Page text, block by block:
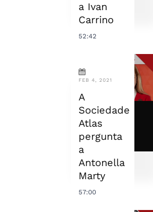
a Ivan
Carrino
52:42
FEB 4, 2021
A
Sociedade
Atlas
pergunta
a
Antonella
Marty
57:00